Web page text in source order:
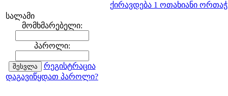
ქირავდება 1 ოთახიანი
სალამი
მომხმარებელი:
პაროლი:
რეგისტრაცია
დაგავიწყდათ პაროლი?